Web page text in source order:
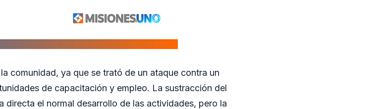
comunidad, ya que se trató de un ataque contra un
de capacitación y empleo. La sustracción del
directa el normal desarrollo de las actividades, pero la